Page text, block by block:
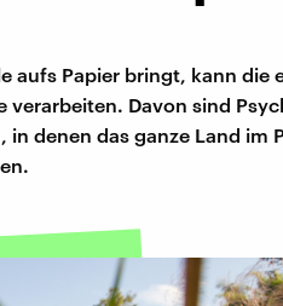
aufs Papier bringt, kann die
verarbeiten. Davon sind
denen das ganze Land im